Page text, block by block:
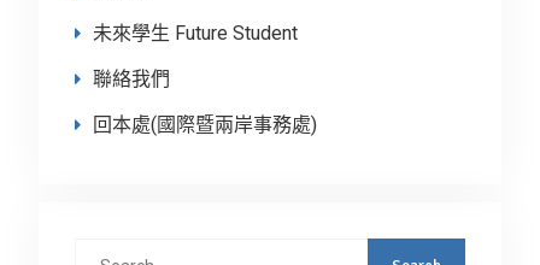
未來學生 Future Student
聯絡我們
回本處(國際暨兩岸事務處)